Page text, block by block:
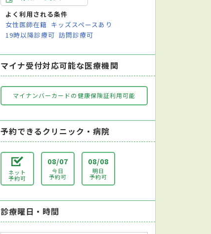
よく利用される条件
女性医師在籍 キッズスペースあり
19時以降診療可 訪問診療可
マイナ受付対応可能な医療機関
マイナンバーカードの健康保険証利用可能
予約できるクリニック・病院
ネット
予約可
08/07
今日
予約可
08/08
明日
予約可
診療曜日・時間